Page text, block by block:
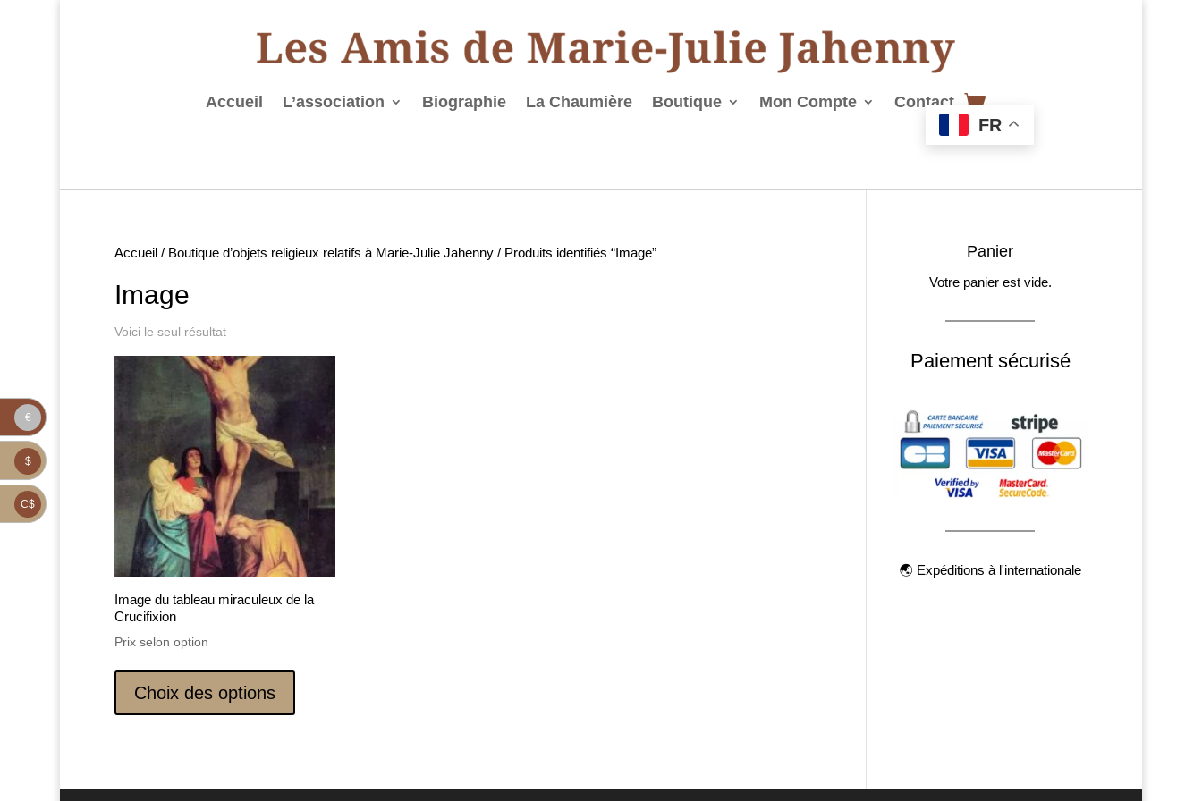
Accueil L’association Biographie La Chaumière Boutique Mon Compte Contact
FR
Accueil/ Boutique d’objets religieux relatifs à Marie-Julie Jahenny/ Produits identifiés “Image”
Image
Voici le seul résultat
Image du tableau miraculeux de la
Crucifixion
Prix selon option
Choix des options
Panier
Votre panier est vide.
Paiement sécurisé
🌏 Expéditions à l'internationale
€
$
C$